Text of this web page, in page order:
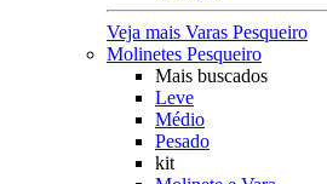
Veja mais Varas Pesqueiro
Molinetes Pesqueiro
Mais buscados
Leve
Médio
Pesado
kit